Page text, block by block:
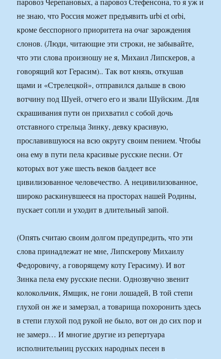
не знаю, что Россия может предъявить urbi et orbi,
кроме бесспорного приоритета на очаг зарождения
слонов. (Люди, читающие эти строки, не забывайте,
что эти слова произношу не я, Михаил Липскеров, а
говорящий кот Герасим).. Так вот князь, откушав
щами и «Стрелецкой», отправился дальше в свою
вотчину под Шуей, отчего его и звали Шуйским. Для
скрашивания пути он прихватил с собой дочь
отставного стрельца Зинку, девку красивую,
прославившуюся на всю округу своим пением. Чтобы
она ему в пути пела красивые русские песни. От
которых вот уже шесть веков балдеет все
цивилизованное человечество. А нецивилизованное,
широко раскинувшееся на просторах нашей Родины,
пускает сопли и уходит в длительный запой.
(Опять считаю своим долгом предупредить, что эти
слова принадлежат не мне, Липскерову Михаилу
Федоровичу, а говорящему коту Герасиму). И вот
Зинка пела ему русские песни. Однозвучно звенит
колокольчик, Ямщик, не гони лошадей, В той степи
глухой он же и замерзал, а товарища похоронить здесь
в степи глухой под рукой не было, вот он до сих пор и
не замерз… И многие другие из репертуара
исполнительниц русских народных песен в